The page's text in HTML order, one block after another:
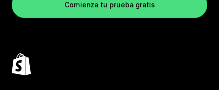
Comienza tu prueba gratis